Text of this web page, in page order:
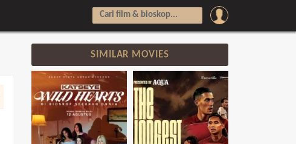
SIMILAR MOVIES